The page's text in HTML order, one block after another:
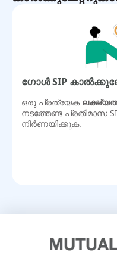
ഗോൾ SIP
ഒരു പ്രത്യേക
നടത്തേണ്ട പ്രതിമാസ
നിർണയിക്കുക.